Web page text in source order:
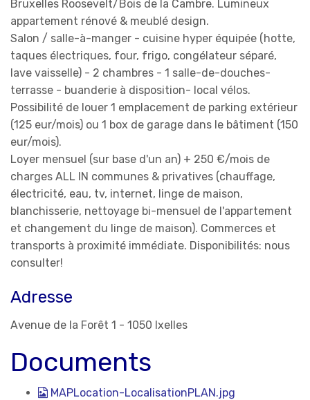
Bruxelles Roosevelt/Bois de la Cambre. Lumineux
appartement rénové & meublé design.
Salon / salle-à-manger - cuisine hyper équipée (hotte,
taques électriques, four, frigo, congélateur séparé,
lave vaisselle) - 2 chambres - 1 salle-de-douches-
terrasse - buanderie à disposition- local vélos.
Possibilité de louer 1 emplacement de parking extérieur
(125 eur/mois) ou 1 box de garage dans le bâtiment (150
eur/mois).
Loyer mensuel (sur base d'un an) + 250 €/mois de
charges ALL IN communes & privatives (chauffage,
électricité, eau, tv, internet, linge de maison,
blanchisserie, nettoyage bi-mensuel de l'appartement
et changement du linge de maison). Commerces et
transports à proximité immédiate. Disponibilités: nous
consulter!
Adresse
Avenue de la Forêt 1 - 1050 Ixelles
Documents
MAPLocation-LocalisationPLAN.jpg